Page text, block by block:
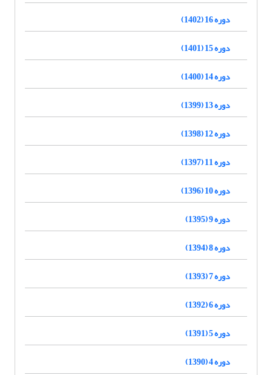
دوره 16 (1402)
دوره 15 (1401)
دوره 14 (1400)
دوره 13 (1399)
دوره 12 (1398)
دوره 11 (1397)
دوره 10 (1396)
دوره 9 (1395)
دوره 8 (1394)
دوره 7 (1393)
دوره 6 (1392)
دوره 5 (1391)
دوره 4 (1390)